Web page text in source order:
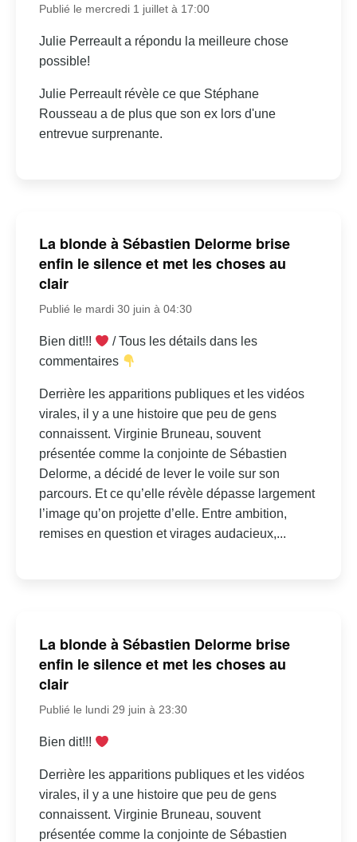
Publié le mercredi 1 juillet à 17:00
Julie Perreault a répondu la meilleure chose
possible!
Julie Perreault révèle ce que Stéphane
Rousseau a de plus que son ex lors d'une
entrevue surprenante.
La blonde à Sébastien Delorme brise
enfin le silence et met les choses au
clair
Publié le mardi 30 juin à 04:30
Bien dit!!!
/ Tous les détails dans les
commentaires
Derrière les apparitions publiques et les vidéos
virales, il y a une histoire que peu de gens
connaissent. Virginie Bruneau, souvent
présentée comme la conjointe de Sébastien
Delorme, a décidé de lever le voile sur son
parcours. Et ce qu’elle révèle dépasse largement
l’image qu’on projette d’elle. Entre ambition,
remises en question et virages audacieux,...
La blonde à Sébastien Delorme brise
enfin le silence et met les choses au
clair
Publié le lundi 29 juin à 23:30
Bien dit!!!
Derrière les apparitions publiques et les vidéos
virales, il y a une histoire que peu de gens
connaissent. Virginie Bruneau, souvent
présentée comme la conjointe de Sébastien